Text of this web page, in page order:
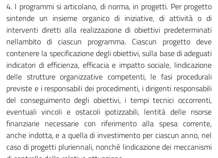
4. I programmi si articolano, di norma, in progetti. Per progetto
sintende un insieme organico di iniziative, di attività o di
interventi diretti alla realizzazione di obiettivi predeterminati
nellambito di ciascun programma. Ciascun progetto deve
contenere la specificazione degli obiettivi, sulla base di adeguati
indicatori di efficienza, efficacia e impatto sociale, lindicazione
delle strutture organizzative competenti, le fasi procedurali
previste e i responsabili dei procedimenti, i dirigenti responsabili
del conseguimento degli obiettivi, i tempi tecnici occorrenti,
eventuali vincoli e ostacoli ipotizzabili, lentità delle risorse
finanziarie necessarie con riferimento alla spesa corrente,
anche indotta, e a quella di investimento per ciascun anno, nel
caso di progetti pluriennali, nonché lindicazione dei meccanismi